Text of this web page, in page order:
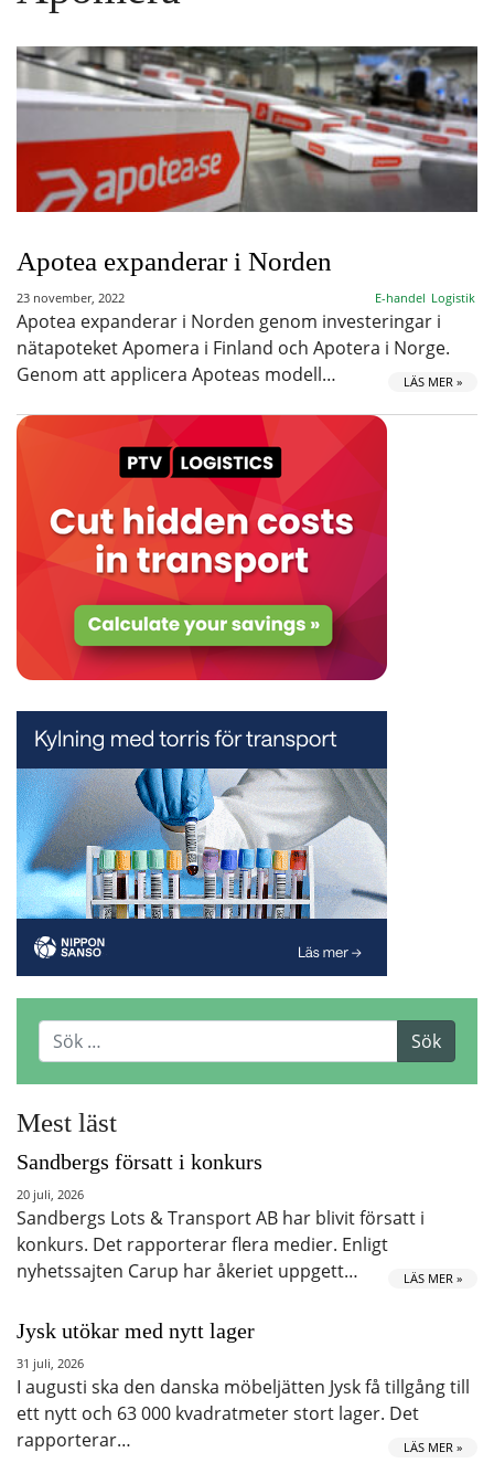
Apotea expanderar i Norden
23 november, 2022 E-handel Logistik
Apotea expanderar i Norden genom investeringar i
nätapoteket Apomera i Finland och Apotera i Norge.
Genom att applicera Apoteas modell…
LÄS MER »
Mest läst
Sandbergs försatt i konkurs
20 juli, 2026
Sandbergs Lots & Transport AB har blivit försatt i
konkurs. Det rapporterar flera medier. Enligt
nyhetssajten Carup har åkeriet uppgett…
LÄS MER »
Jysk utökar med nytt lager
31 juli, 2026
I augusti ska den danska möbeljätten Jysk få tillgång till
ett nytt och 63 000 kvadratmeter stort lager. Det
rapporterar…
LÄS MER »